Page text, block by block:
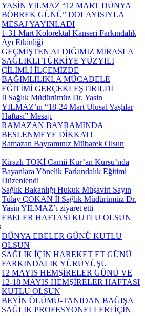
YASİN YILMAZ “12 MART DÜNYA
BÖBREK GÜNÜ” DOLAYISIYLA
MESAJ YAYINLADI
1-31 Mart Kolorektal Kanseri Farkındalık
Ayı Etkinliği
GEÇMİŞTEN ALDIĞIMIZ MİRASLA
SAĞLIKLI TÜRKİYE YÜZYILI
ÇİLİMLİ İLÇEMİZDE
BAĞIMLILIKLA MÜCADELE
EĞİTİMİ GERÇEKLEŞTİRİLDİ
İl Sağlık Müdürümüz Dr. Yasin
YILMAZ’ın “18-24 Mart Ulusal Yaşlılar
Haftası” Mesajı
RAMAZAN BAYRAMINDA
BESLENMEYE DİKKAT! ​
Ramazan Bayramınız Mübarek Olsun
Kirazlı TOKİ Camii Kur’an Kursu’nda
Bayanlara Yönelik Farkındalık Eğitimi
Düzenlendi
Sağlık Bakanlığı Hukuk Müşaviri Sayın
Tülay ÇOKAN İl Sağlık Müdürümüz Dr.
Yasin YILMAZ’ı ziyaret etti
EBELER HAFTASI KUTLU OLSUN
DÜNYA EBELER GÜNÜ KUTLU
OLSUN
SAĞLIK İÇİN HAREKET ET GÜNÜ
FARKINDALIK YÜRÜYÜŞÜ
12 MAYIS HEMŞİRELER GÜNÜ VE
12-18 MAYIS HEMŞİRELER HAFTASI
KUTLU OLSUN
BEYİN ÖLÜMÜ-TANIDAN BAĞIŞA
SAĞLIK PROFESYONELLERİ İÇİN